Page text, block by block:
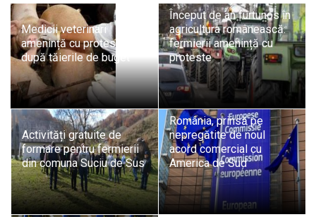
Medicii veterinari
amenință cu proteste
după tăierile de buget
Început de an furtunos în
agricultura românească:
fermierii amenință cu
proteste
Activități gratuite de
formare pentru fermierii
din comuna Suciu de Sus
România, prinsă pe
nepregătite de noul
acord comercial cu
America de Sud